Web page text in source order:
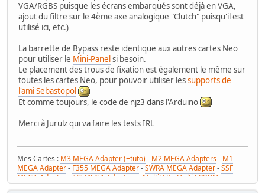
VGA/RGBS puisque les écrans embarqués sont déjà en VGA,
ajout du filtre sur le 4ème axe analogique "Clutch" puisqu'il est
utilisé ici, etc.)
La barrette de Bypass reste identique aux autres cartes Neo
pour utiliser le Mini-Panel si besoin.
Le placement des trous de fixation est également le même sur
toutes les cartes Neo, pour pouvoir utiliser lessupports de
l'ami Sebastopol
Et comme toujours, le code de njz3 dans l'Arduino
Merci à Jurulz qui va faire les tests IRL
Mes Cartes : M3 MEGA Adapter (+tuto) - M2 MEGA Adapters- M1
MEGA Adapter- F355 MEGA Adapter-SWRA MEGA Adapter-SSF
MEGA Adapter
JVS MEGA Adapters
MultiFFB : Multi EPROM pour
Driveboard SEGA-M2toM3-Coin Tower Mini-VR Button Panel